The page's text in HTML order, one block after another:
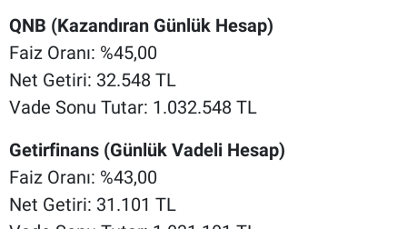
QNB (Kazandıran Günlük Hesap)
Faiz Oranı: %45,00
Net Getiri: 32.548 TL
Vade Sonu Tutar: 1.032.548 TL
Getirfinans (Günlük Vadeli Hesap)
Faiz Oranı: %43,00
Net Getiri: 31.101 TL